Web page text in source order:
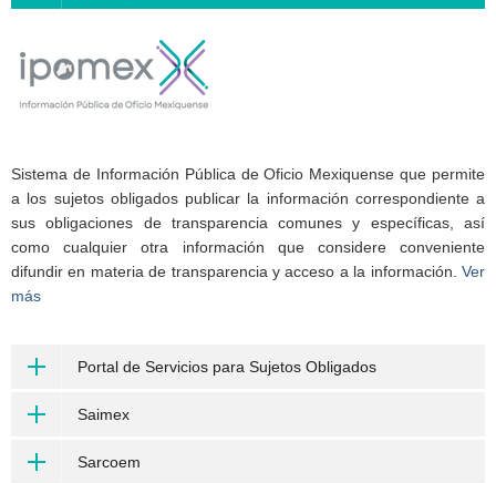
Sistema de Información Pública de Oficio Mexiquense que permite
a los sujetos obligados publicar la información correspondiente a
sus obligaciones de transparencia comunes y específicas, así
como cualquier otra información que considere conveniente
difundir en materia de transparencia y acceso a la información. Ver
más
Portal de Servicios para Sujetos Obligados
Saimex
Sarcoem